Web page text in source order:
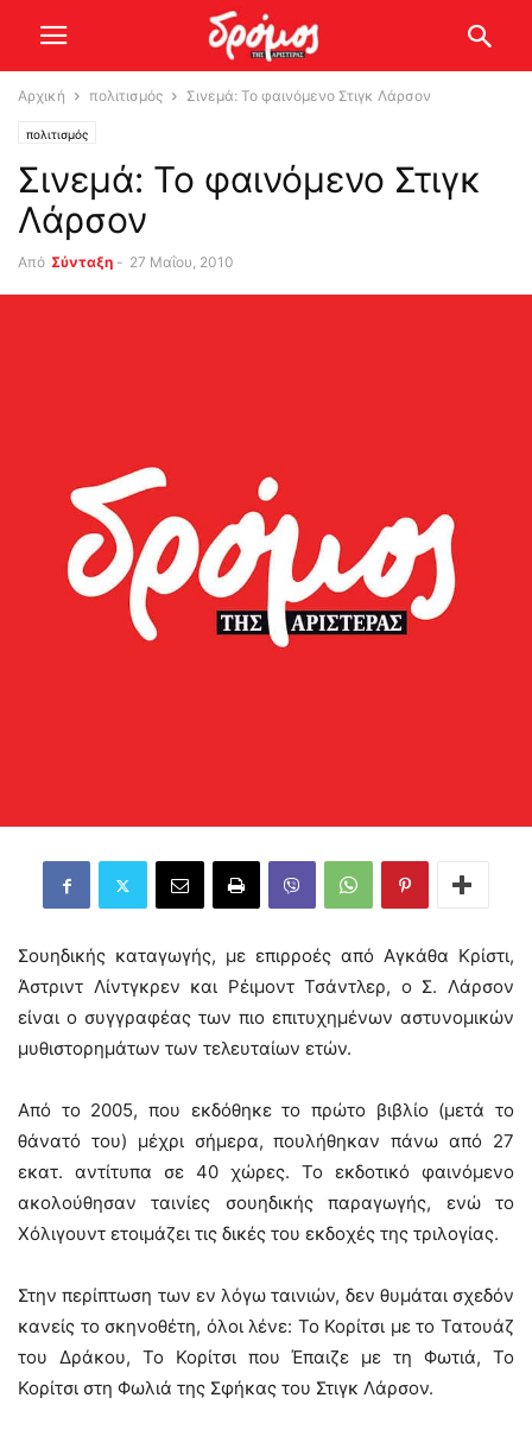
Αρχική πολιτισμός Σινεμά: Το φαινόμενο Στιγκ Λάρσον
πολιτισμός
Σινεμά: Το φαινόμενο Στιγκ
Λάρσον
Από Σύνταξη - 27 Μαΐου, 2010
Σουηδικής καταγωγής, με επιρροές από Αγκάθα Κρίστι,
Άστριντ Λίντγκρεν και Ρέιμοντ Τσάντλερ, ο Σ. Λάρσον
είναι ο συγγραφέας των πιο επιτυχημένων αστυνομικών
μυθιστορημάτων των τελευταίων ετών.
Από το 2005, που εκδόθηκε το πρώτο βιβλίο (μετά το
θάνατό του) μέχρι σήμερα, πουλήθηκαν πάνω από 27
εκατ. αντίτυπα σε 40 χώρες. Το εκδοτικό φαινόμενο
ακολούθησαν ταινίες σουηδικής παραγωγής, ενώ το
Χόλιγουντ ετοιμάζει τις δικές του εκδοχές της τριλογίας.
Στην περίπτωση των εν λόγω ταινιών, δεν θυμάται σχεδόν
κανείς το σκηνοθέτη, όλοι λένε: Το Κορίτσι με το Τατουάζ
του Δράκου, Το Κορίτσι που Έπαιζε με τη Φωτιά, Το
Κορίτσι στη Φωλιά της Σφήκας του Στιγκ Λάρσον.